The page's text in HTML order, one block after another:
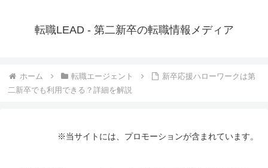
転職LEAD - 第二新卒の転職情報メディア
ホーム 転職エージェント
新卒応援ハローワークは第
二新卒でも利用できる？詳細を解説
※当サイトには、プロモーションが含まれています。